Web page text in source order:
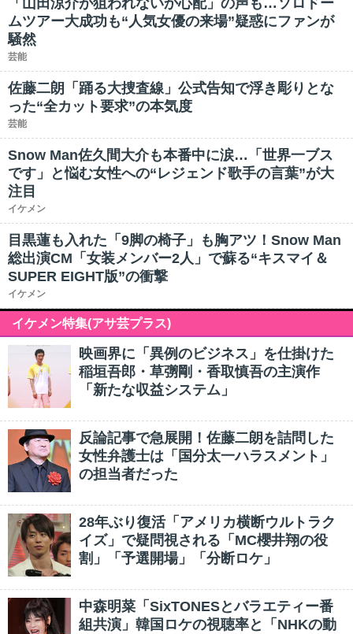
「山田涼介が狙われないか心配」の声も…ソロドー
ムツアー大成功も“人気女優の来場”疑惑にファンが
騒然
芸能
佐藤二朗「踊る大捜査線」公式告知で浮き彫りとな
った“全カット要求”の本気度
芸能
Snow Man佐久間大介も本番中に涙…「世界一ブス
です」と悩む女性への“レジェンド歌手の言葉”が大
注目
イケメン
目黒蓮も入れた「9脚の椅子」も胸アツ！Snow Man
総出演CM「女装メンバー2人」で蘇る“キスマイ＆
SUPER EIGHT版”の衝撃
イケメン
イケメン特集(アサ芸プラス)
映画界に「異例のビジネス」を仕掛けた
稲垣吾郎・草彅剛・香取慎吾の主演作
「新たな収益システム」
反論記事で急展開！佐藤二朗を詰問した
女性弁護士は「国分太一ハラスメント」
の担当者だった
28年ぶり復活「アメリカ横断ウルトラク
イズ」で疑問視される「MC櫻井翔の役
割」「予選開場」「分断ロケ」
中森明菜「SixTONESとバラエティー番
組共演」韓国ロケの視聴率と「NHKの動